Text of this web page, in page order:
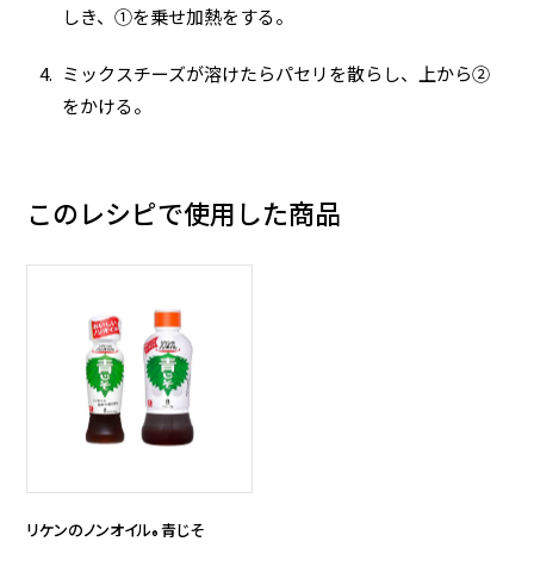
しき、①を乗せ加熱をする。
ミックスチーズが溶けたらパセリを散らし、上から②
をかける。
このレシピで使用した商品
リケンのノンオイル® 青じそ